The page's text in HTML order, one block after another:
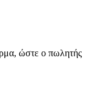
ώστε ο πωλητής